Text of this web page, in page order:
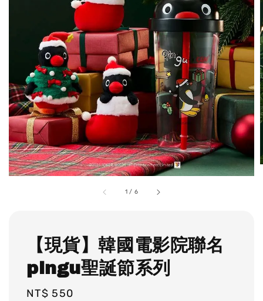
1 / 6
【現貨】韓國電影院聯名
pingu聖誕節系列
Regular
NT$ 550